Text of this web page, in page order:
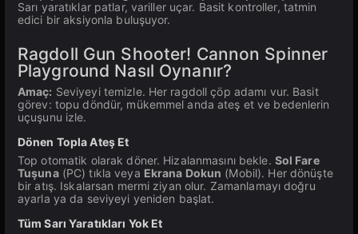
Sarı yaratıklar patlar, variller uçar. Basit kontroller, tatmin
edici bir aksiyonla buluşuyor.
Ragdoll Gun Shooter! Cannon Spinner
Playground Nasıl Oynanır?
Amaç: Seviyeyi temizle. Her ragdoll çöp adamı vur. Basit
görev: topu döndür, mükemmel anda ateş et ve bedenlerin
uçuşunu izle.
Dönen Topla Ateş Et
Top otomatik olarak döner. Hizalanmasını bekle. Sol Fare
Tuşuna(PC) tıkla veya Ekrana Dokun (Mobil). Her dönüşte
bir atış. Iskalarsan mermi ziyan olur. Zamanlamayı doğru
ayarla ya da seviyeyi yeniden başlat.
Tüm Sarı Yaratıkları Yok Et